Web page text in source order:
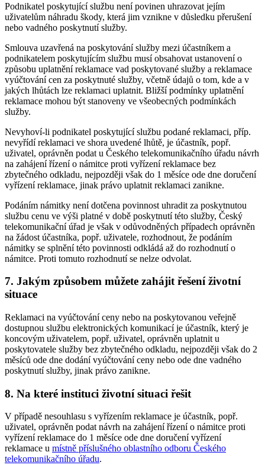
Podnikatel poskytující službu není povinen uhrazovat jejím
uživatelům náhradu škody, která jim vznikne v důsledku přerušení
nebo vadného poskytnutí služby.
Smlouva uzavřená na poskytování služby mezi účastníkem a
podnikatelem poskytujícím službu musí obsahovat ustanovení o
způsobu uplatnění reklamace vad poskytované služby a reklamace
vyúčtování cen za poskytnuté služby, včetně údajů o tom, kde a v
jakých lhůtách lze reklamaci uplatnit. Bližší podmínky uplatnění
reklamace mohou být stanoveny ve všeobecných podmínkách
služby.
Nevyhoví-li podnikatel poskytující službu podané reklamaci, příp.
nevyřídí reklamaci ve shora uvedené lhůtě, je účastník, popř.
uživatel, oprávněn podat u Českého telekomunikačního úřadu návrh
na zahájení řízení o námitce proti vyřízení reklamace bez
zbytečného odkladu, nejpozději však do 1 měsíce ode dne doručení
vyřízení reklamace, jinak právo uplatnit reklamaci zanikne.
Podáním námitky není dotčena povinnost uhradit za poskytnutou
službu cenu ve výši platné v době poskytnutí této služby, Český
telekomunikační úřad je však v odůvodněných případech oprávněn
na žádost účastníka, popř. uživatele, rozhodnout, že podáním
námitky se splnění této povinnosti odkládá až do rozhodnutí o
námitce. Proti tomuto rozhodnutí se nelze odvolat.
7. Jakým způsobem můžete zahájit řešení životní
situace
Reklamaci na vyúčtování ceny nebo na poskytovanou veřejně
dostupnou službu elektronických komunikací je účastník, který je
koncovým uživatelem, popř. uživatel, oprávněn uplatnit u
poskytovatele služby bez zbytečného odkladu, nejpozději však do 2
měsíců ode dne dodání vyúčtování ceny nebo ode dne vadného
poskytnutí služby, jinak právo zanikne.
8. Na které instituci životní situaci řešit
V případě nesouhlasu s vyřízením reklamace je účastník, popř.
uživatel, oprávněn podat návrh na zahájení řízení o námitce proti
vyřízení reklamace do 1 měsíce ode dne doručení vyřízení
reklamace u místně příslušného oblastního odboru Českého
telekomunikačního úřadu.